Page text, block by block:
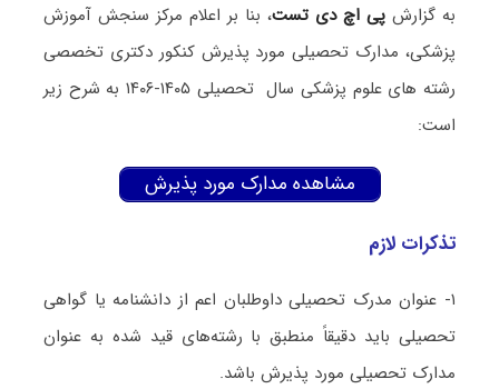
به گزارش پی اچ دی تست، بنا بر اعلام مرکز سنجش آموزش
پزشکی، مدارک تحصیلی مورد پذیرش کنکور دکتری تخصصی
رشته های علوم پزشکی سال تحصیلی ۱۴۰۵-۱۴۰۶ به شرح زیر
است:
مشاهده مدارک مورد پذیرش
تذکرات لازم
۱- عنوان مدرک تحصیلی داوطلبان اعم از دانشنامه یا گواهی
تحصیلی باید دقیقاً منطبق با رشته‌های قید شده به عنوان
مدارک تحصیلی مورد پذیرش باشد.